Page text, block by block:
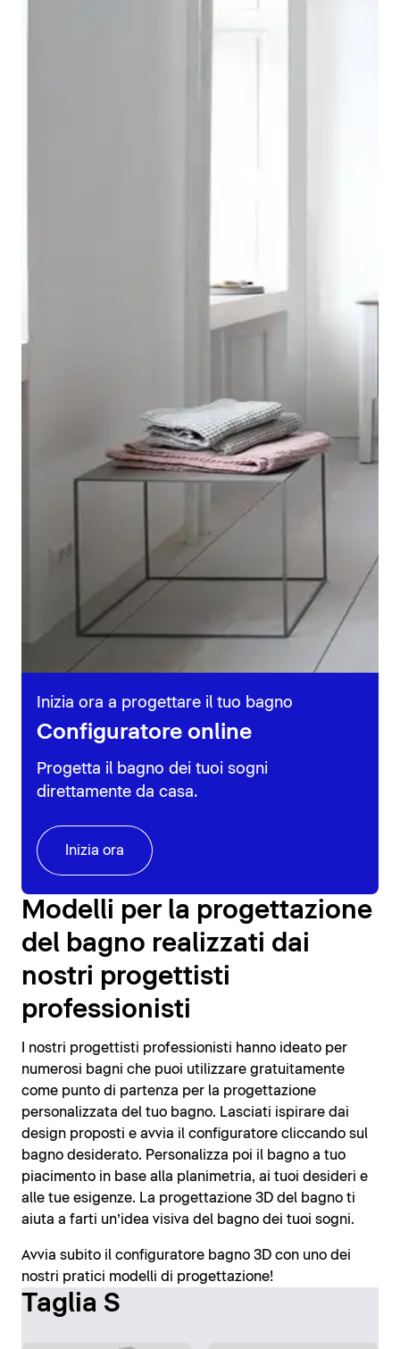
Inizia ora a progettare il tuo bagno
Configuratore online
Progetta il bagno dei tuoi sogni
direttamente da casa.
Inizia ora
Modelli per la progettazione
del bagno realizzati dai
nostri progettisti
professionisti
I nostri progettisti professionisti hanno ideato per
numerosi bagni che puoi utilizzare gratuitamente
come punto di partenza per la progettazione
personalizzata del tuo bagno. Lasciati ispirare dai
design proposti e avvia il configuratore cliccando sul
bagno desiderato. Personalizza poi il bagno a tuo
piacimento in base alla planimetria, ai tuoi desideri e
alle tue esigenze. La progettazione 3D del bagno ti
aiuta a farti un’idea visiva del bagno dei tuoi sogni.
Avvia subito il configuratore bagno 3D con uno dei
nostri pratici modelli di progettazione!
Taglia S